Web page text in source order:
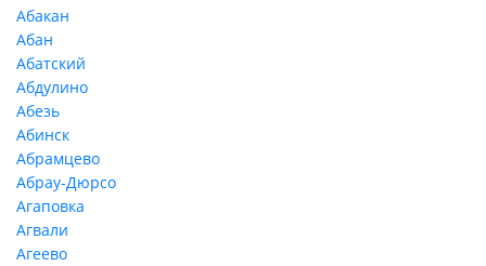
Абакан
Абан
Абатский
Абдулино
Абезь
Абинск
Абрамцево
Абрау-Дюрсо
Агаповка
Агвали
Агеево